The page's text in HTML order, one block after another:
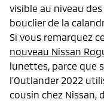
visible au niveau
bouclier de la
Si vous remarquez
nouveau Nissan
lunettes, parce que
l’Outlander 2022
cousin chez Nissan,